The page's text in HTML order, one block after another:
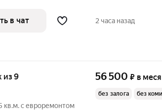
в чат 2 часа назад
из 9
кв.м. с евроремонтом
56 500 ₽ в
без залога без